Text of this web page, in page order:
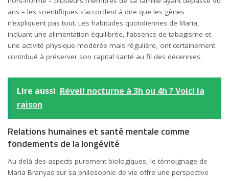
ans – les scientifiques s’accordent à dire que les gènes
n’expliquent pas tout. Les habitudes quotidiennes de Maria,
incluant une alimentation équilibrée, l’absence de tabagisme et
une activité physique modérée mais régulière, ont certainement
contribué à préserver son capital santé au fil des décennies.
Lire aussi Réveil nocturne à 3h ou 4h ? Voici la
raison
Relations humaines et santé mentale comme
fondements de la longévité
Au-delà des aspects purement biologiques, le témoignage de
Maria Branyas sur sa philosophie de vie offre une perspective